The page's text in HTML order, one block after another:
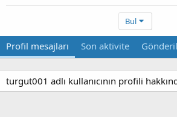
Bul
Profil mesajları Son aktivite
turgut001 adlı kullanıcının profili